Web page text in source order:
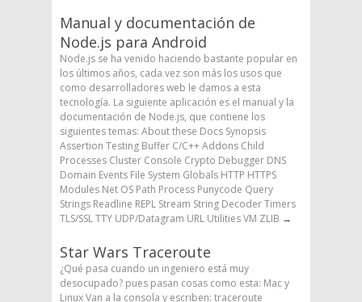
Manual y documentación de
Node.js para Android
Node.js se ha venido haciendo bastante popular en
los últimos años, cada vez son más los usos que
como desarrolladores web le damos a esta
tecnología. La siguiente aplicación es el manual y la
documentación de Node.js, que contiene los
siguientes temas: About these Docs Synopsis
Assertion Testing Buffer C/C++ Addons Child
Processes Cluster Console Crypto Debugger DNS
Domain Events File System Globals HTTP HTTPS
Modules Net OS Path Process Punycode Query
Strings Readline REPL Stream String Decoder Timers
TLS/SSL TTY UDP/Datagram URL Utilities VM ZLIB →
Star Wars Traceroute
¿Qué pasa cuando un ingeniero está muy
desocupado? pues pasan cosas como esta: Mac y
Linux Van a la consola y escriben: traceroute